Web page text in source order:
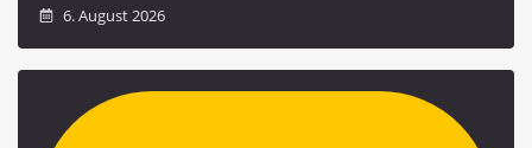
6. August 2026